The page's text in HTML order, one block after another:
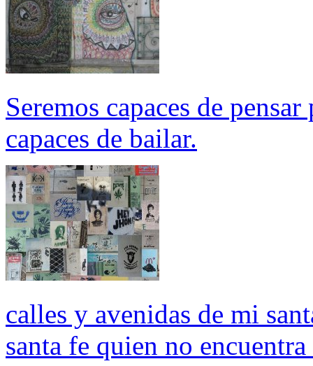
Seremos capaces de
capaces de bailar.
calles y avenidas de mi
santa fe quien no